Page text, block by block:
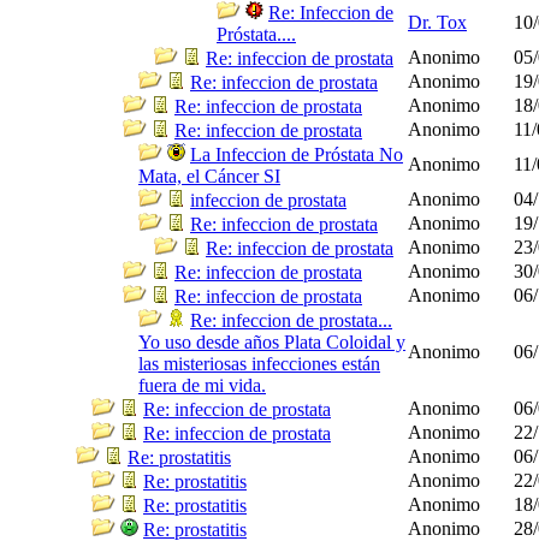
Re: Infeccion de
Próstata....
Dr. Tox
Re: infeccion de prostata
Anonimo
Re: infeccion de prostata
Anonimo
Re: infeccion de prostata
Anonimo
Re: infeccion de prostata
Anonimo
La Infeccion de Próstata No
Mata, el Cáncer SI
Anonimo
infeccion de prostata
Anonimo
Re: infeccion de prostata
Anonimo
Re: infeccion de prostata
Anonimo
Re: infeccion de prostata
Anonimo
Re: infeccion de prostata
Anonimo
Re: infeccion de prostata...
Yo uso desde años Plata Coloidal y
las misteriosas infecciones están
fuera de mi vida.
Anonimo
Re: infeccion de prostata Anonimo
Re: infeccion de prostata
Anonimo
Re: prostatitis
Anonimo
Re: prostatitis
Anonimo
Re: prostatitis
Anonimo
Re: prostatitis
Anonimo